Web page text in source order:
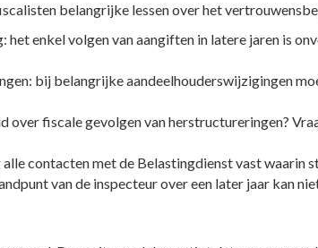
belangrijke lessen over het
het enkel volgen van aangiften in latere jaren is
bij belangrijke aandeelhouderswijzigingen
over fiscale gevolgen van herstructureringen?
contacten met de Belastingdienst vast waarin
van de inspecteur over een later jaar kan